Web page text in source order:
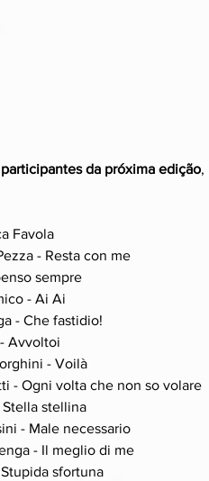
da próxima edição,
Favola
- Resta con me
sempre
- Ai Ai
- Che fastidio!
Avvoltoi
- Voilà
- Ogni volta che non so volare
Stella stellina
- Male necessario
- Il meglio di me
sfortuna